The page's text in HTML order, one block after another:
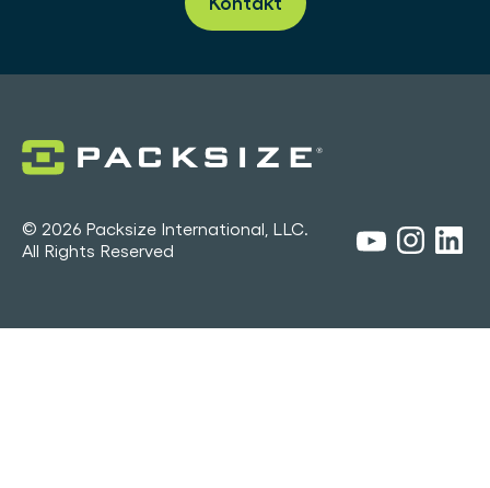
© 2026 Packsize International, LLC.
All Rights Reserved